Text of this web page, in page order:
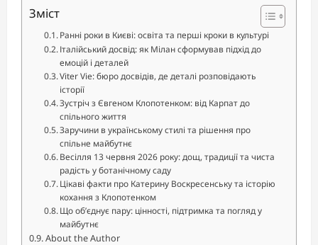
Зміст
Ранні роки в Києві: освіта та перші кроки в культурі
Італійський досвід: як Мілан сформував підхід до
емоцій і деталей
Viter Vie: бюро досвідів, де деталі розповідають
історії
Зустріч з Євгеном Клопотенком: від Карпат до
спільного життя
Заручини в українському стилі та рішення про
спільне майбутнє
Весілля 13 червня 2026 року: дощ, традиції та чиста
радість у ботанічному саду
Цікаві факти про Катерину Воскресенську та історію
кохання з Клопотенком
Що об’єднує пару: цінності, підтримка та погляд у
майбутнє
About the Author